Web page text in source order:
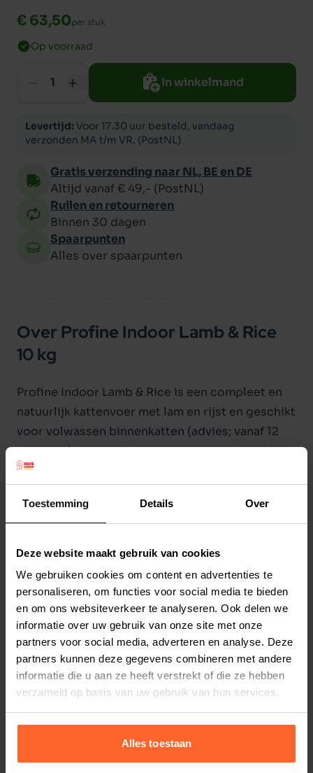
Toestemming Details Over
Deze website maakt gebruik van cookies
We gebruiken cookies om content en advertenties te
personaliseren, om functies voor social media te bieden
en om ons websiteverkeer te analyseren. Ook delen we
informatie over uw gebruik van onze site met onze
partners voor social media, adverteren en analyse. Deze
partners kunnen deze gegevens combineren met andere
informatie die u aan ze heeft verstrekt of die ze hebben
verzameld op basis van uw gebruik van hun services.
Alles toestaan
€ 63,50per stuk
Op voorraad
In winkelmand
Levertijd: Voor 17.30 uur besteld, vandaag
verzonden MA t/m VR. (PostNL)
Gratis verzending naar NL, BE en DE
Altijd vanaf € 49,- (PostNL)
Ruilen en retourneren
Binnen 30 dagen
Spaarpunten
Alles over spaarpunten
Over Profine Indoor Lamb & Rice
10 kg
Profine Indoor Lamb & Rice is een compleet en
natuurlijk kattenvoer met lam en rijst en geschikt
voor volwassen binnenkatten (advies; vanaf 12
maanden) en voor katten met een verhoogd
risico op de vorming van haarballen. Kortharige
Duitse Rex, Manx, Russisch Blauw, Siamees,
Profine Indoor Lamb & Rice kattenvoer bevat
60% lam en rijst. Laag graanformule en
tarwegluten-vrij.
De zak is voorzien van een handige zip-lock
sluiting, waardoor het voer lekker vers blijft, en
daarnaast heeft het een handvat.
De superpmium formules van Profine zijn
gebaseerd op het nieuwste onderzoek op het
door vooraanstaande Europese
voedingsspecialisten in samenwerking met
topfokkers in Scandinavië.
Productspecificaties
Stel uw bestelherinnering in:(2 weken)
Elke
2 weken
Elke
4 weken
Elke
Elke
8 weken
10 weken
Elke
12 weken